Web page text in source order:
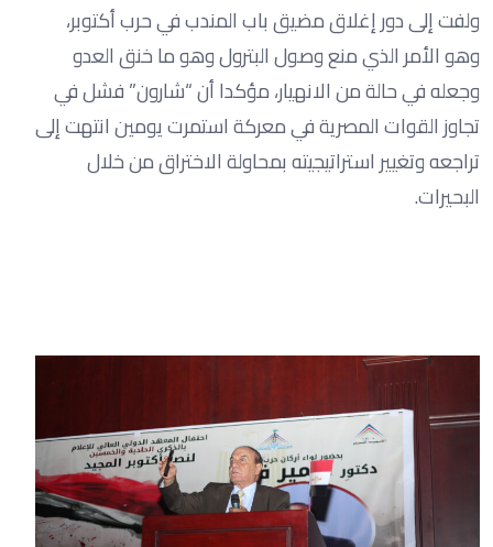
ولفت إلى دور إغلاق مضيق باب المندب في حرب أكتوبر،
وهو الأمر الذي منع وصول البترول وهو ما خنق العدو
وجعله في حالة من الانهيار، مؤكدا أن “شارون” فشل في
تجاوز القوات المصرية في معركة استمرت يومين انتهت إلى
تراجعه وتغيير استراتيجيته بمحاولة الاختراق من خلال
البحيرات.